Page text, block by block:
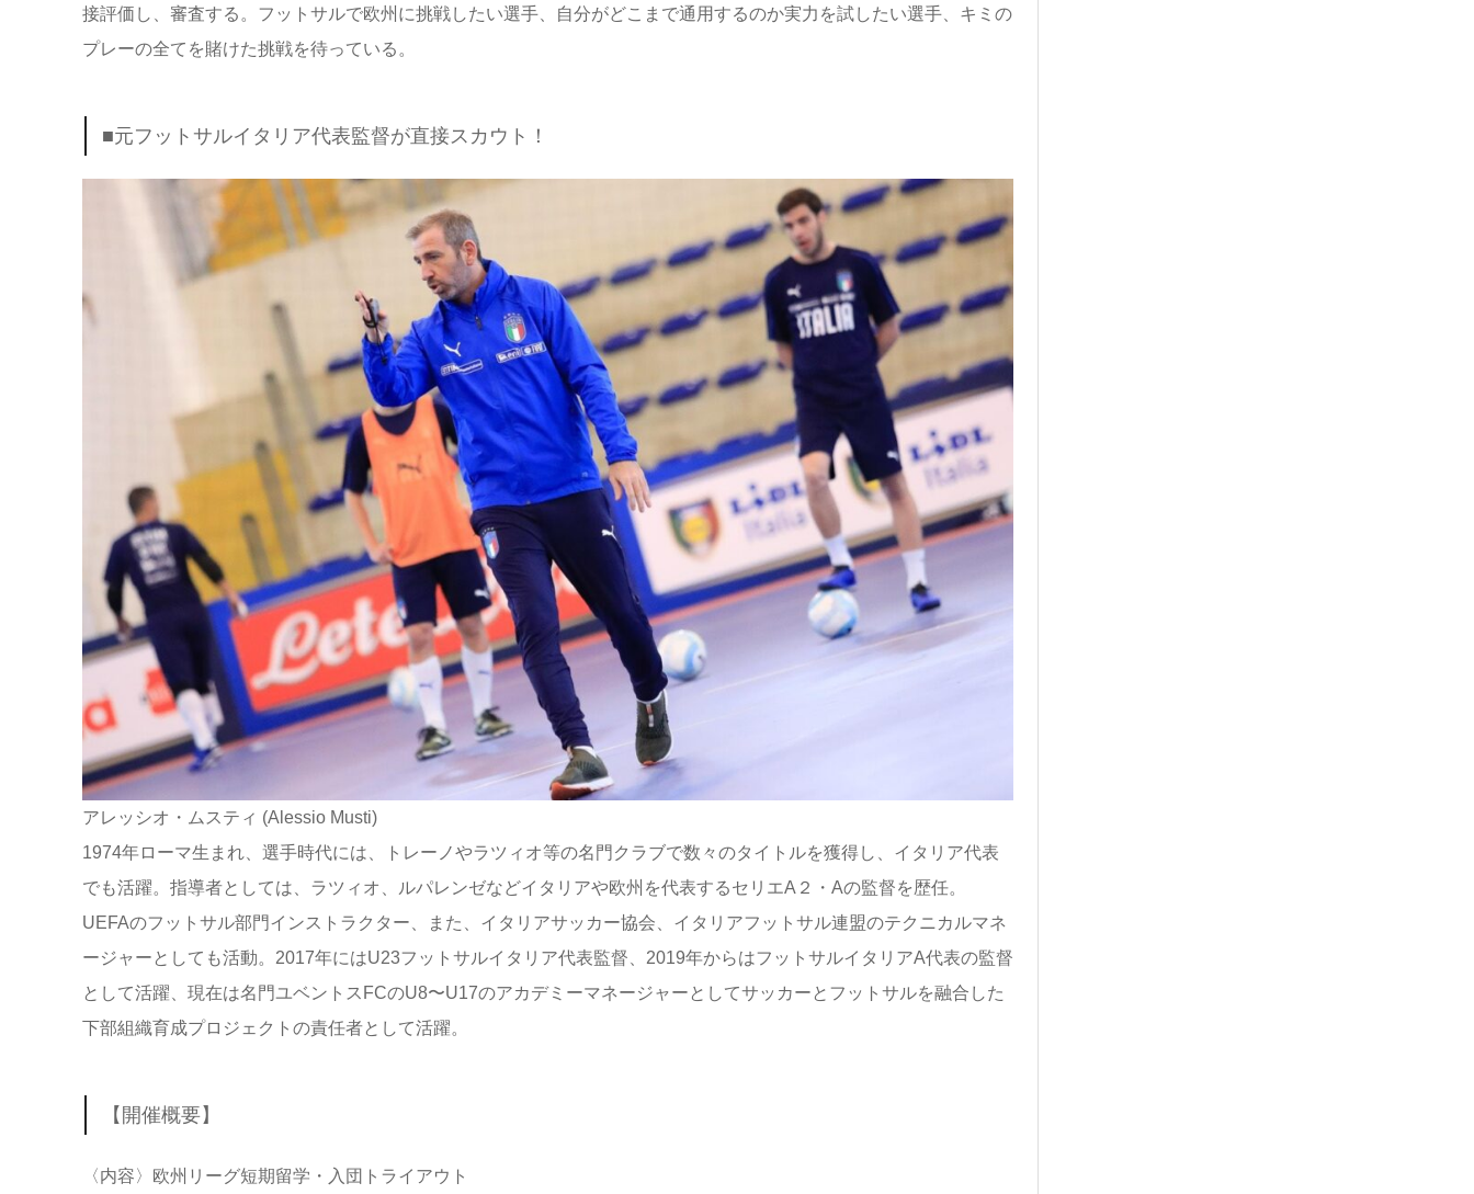
接評価し、審査する。フットサルで欧州に挑戦したい選手、自分がどこまで通用するのか実力を試したい選手、キミの
プレーの全てを賭けた挑戦を待っている。
■元フットサルイタリア代表監督が直接スカウト！
アレッシオ・ムスティ (Alessio Musti)
1974年ローマ生まれ、選手時代には、トレーノやラツィオ等の名門クラブで数々のタイトルを獲得し、イタリア代表
でも活躍。指導者としては、ラツィオ、ルパレンゼなどイタリアや欧州を代表するセリエA２・Aの監督を歴任。
UEFAのフットサル部門インストラクター、また、イタリアサッカー協会、イタリアフットサル連盟のテクニカルマネ
ージャーとしても活動。2017年にはU23フットサルイタリア代表監督、2019年からはフットサルイタリアA代表の監督
として活躍、現在は名門ユベントスFCのU8〜U17のアカデミーマネージャーとしてサッカーとフットサルを融合した
下部組織育成プロジェクトの責任者として活躍。
【開催概要】
〈内容〉欧州リーグ短期留学・入団トライアウト